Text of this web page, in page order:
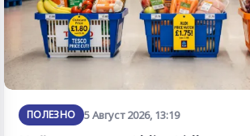
ПОЛЕЗНО 5 Август 2026, 13:19